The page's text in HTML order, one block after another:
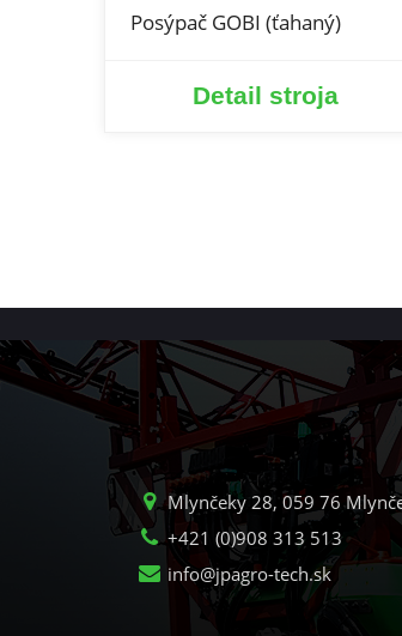
Posýpač GOBI (ťahaný)
Detail stroja
Mlynčeky 28, 059 76
+421 (0)908 313 513
info@jpagro-tech.sk